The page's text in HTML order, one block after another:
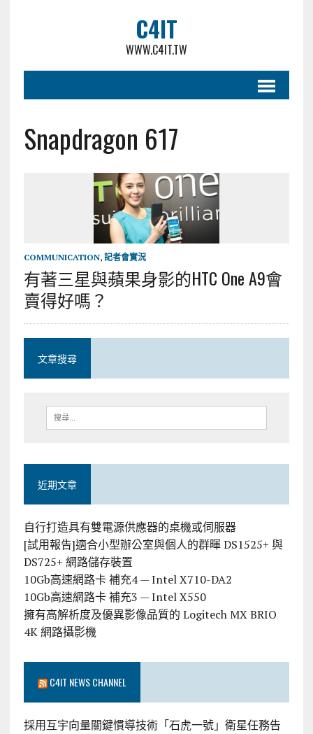
C4IT
WWW.C4IT.TW
Snapdragon 617
COMMUNICATION, 記者會實況
有著三星與蘋果身影的HTC One A9會
賣得好嗎？
文章搜尋
近期文章
自行打造具有雙電源供應器的桌機或伺服器
[試用報告]適合小型辦公室與個人的群暉 DS1525+ 與
DS725+ 網路儲存裝置
10Gb高速網路卡 補充4 — Intel X710-DA2
10Gb高速網路卡 補充3 — Intel X550
擁有高解析度及優異影像品質的 Logitech MX BRIO
4K 網路攝影機
C4IT NEWS CHANNEL
採用互宇向量關鍵慣導技術「石虎一號」衛星任務告